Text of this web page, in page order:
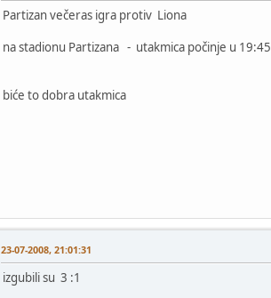
Partizan večeras igra protiv Liona
na stadionu Partizana - utakmica počinje u 19:45
biće to dobra utakmica
23-07-2008, 21:01:31
izgubili su 3 :1